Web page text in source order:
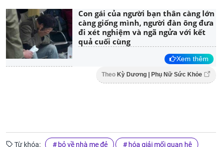
Con gái của người bạn thân càng lớn
càng giống mình, người đàn ông đưa
đi xét nghiệm và ngã ngửa với kết
quả cuối cùng
Xem thêm
Theo Kỳ Dương | Phụ Nữ Sức Khỏe
Từ khóa: bỏ về nhà mẹ đẻ hóa giải mối quan hệ